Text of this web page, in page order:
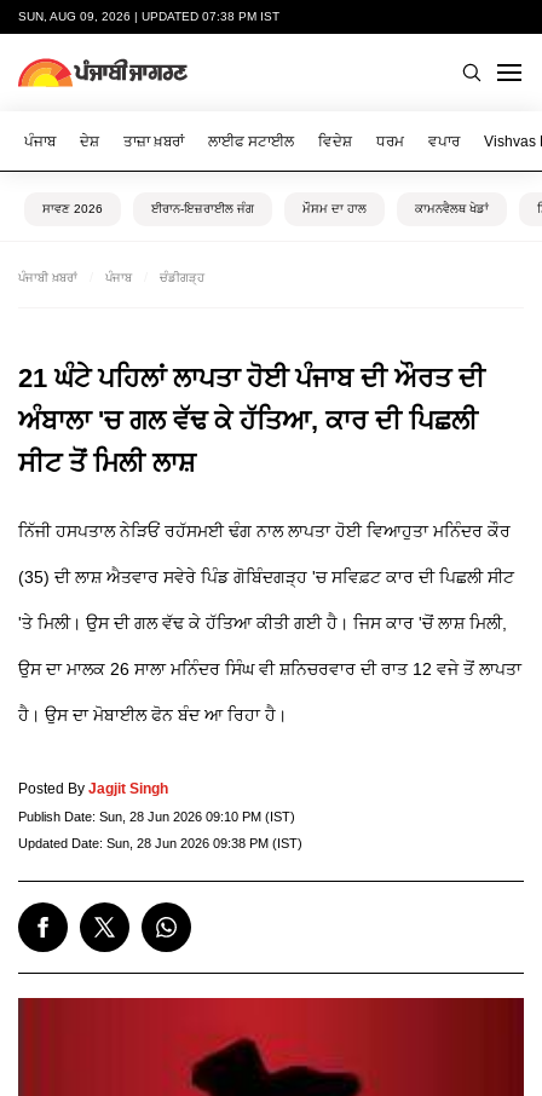
SUN, AUG 09, 2026 | UPDATED 07:38 PM IST
ਪੰਜਾਬ ਦੇਸ਼ ਤਾਜ਼ਾ ਖ਼ਬਰਾਂ ਲਾਈਫ ਸਟਾਈਲ ਵਿਦੇਸ਼ ਧਰਮ ਵਪਾਰ Vishvas
ਸਾਵਣ 2026 ਈਰਾਨ-ਇਜ਼ਰਾਈਲ ਜੰਗ ਮੌਸਮ ਦਾ ਹਾਲ ਕਾਮਨਵੈਲਥ ਖੇਡਾਂ
ਪੰਜਾਬੀ ਖ਼ਬਰਾਂ ਪੰਜਾਬ ਚੰਡੀਗੜ੍ਹ
21 ਘੰਟੇ ਪਹਿਲਾਂ ਲਾਪਤਾ ਹੋਈ ਪੰਜਾਬ ਦੀ ਔਰਤ ਦੀ
ਅੰਬਾਲਾ 'ਚ ਗਲ ਵੱਢ ਕੇ ਹੱਤਿਆ, ਕਾਰ ਦੀ ਪਿਛਲੀ
ਸੀਟ ਤੋਂ ਮਿਲੀ ਲਾਸ਼
ਨਿੱਜੀ ਹਸਪਤਾਲ ਨੇੜਿਓਂ ਰਹੱਸਮਈ ਢੰਗ ਨਾਲ ਲਾਪਤਾ ਹੋਈ ਵਿਆਹੁਤਾ ਮਨਿੰਦਰ ਕੌਰ
(35) ਦੀ ਲਾਸ਼ ਐਤਵਾਰ ਸਵੇਰੇ ਪਿੰਡ ਗੋਬਿੰਦਗੜ੍ਹ 'ਚ ਸਵਿਫ਼ਟ ਕਾਰ ਦੀ ਪਿਛਲੀ ਸੀਟ
'ਤੇ ਮਿਲੀ। ਉਸ ਦੀ ਗਲ ਵੱਢ ਕੇ ਹੱਤਿਆ ਕੀਤੀ ਗਈ ਹੈ। ਜਿਸ ਕਾਰ 'ਚੋਂ ਲਾਸ਼ ਮਿਲੀ,
ਉਸ ਦਾ ਮਾਲਕ 26 ਸਾਲਾ ਮਨਿੰਦਰ ਸਿੰਘ ਵੀ ਸ਼ਨਿਚਰਵਾਰ ਦੀ ਰਾਤ 12 ਵਜੇ ਤੋਂ ਲਾਪਤਾ
ਹੈ। ਉਸ ਦਾ ਮੋਬਾਈਲ ਫੋਨ ਬੰਦ ਆ ਰਿਹਾ ਹੈ।
Posted By Jagjit Singh
Publish Date: Sun, 28 Jun 2026 09:10 PM (IST)
Updated Date: Sun, 28 Jun 2026 09:38 PM (IST)